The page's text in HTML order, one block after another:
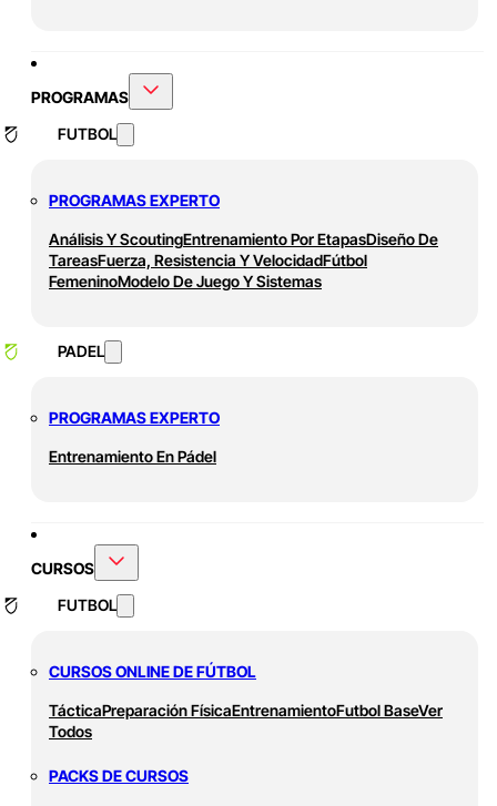
PROGRAMAS
FUTBOL
PROGRAMAS EXPERTO
Análisis Y ScoutingEntrenamiento Por EtapasDiseño De
TareasFuerza, Resistencia Y VelocidadFútbol
FemeninoModelo De Juego Y Sistemas
PADEL
PROGRAMAS EXPERTO
Entrenamiento En Pádel
CURSOS
FUTBOL
CURSOS ONLINE DE FÚTBOL
TácticaPreparación FísicaEntrenamientoFutbol BaseVer
Todos
PACKS DE CURSOS